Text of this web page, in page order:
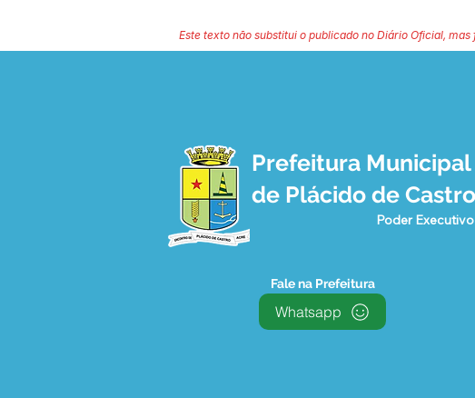
Este texto não substitui o publicado no Diário Oficial,
Prefeitura Municipal
de Plácido de Castro
Poder Executivo
Fale na Prefeitura
Whatsapp